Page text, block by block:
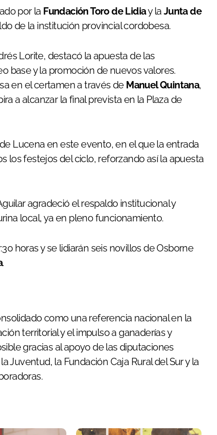
por la Fundación Toro de Lidiay la Junta de
de la institución provincial cordobesa.
Lorite, destacó la apuesta de las
base y la promoción de nuevos valores.
en el certamen a través de Manuel Quintana,
a alcanzar la final prevista en la Plaza de
Lucena en este evento, en el que la entrada
los festejos del ciclo, reforzando así la apuesta
agradeció el respaldo institucional y
local, ya en pleno funcionamiento.
horas y se lidiarán seis novillos de Osborne
.
como una referencia nacional en la
territorial y el impulso a ganaderías y
gracias al apoyo de las diputaciones
Juventud, la Fundación Caja Rural del Sur y la